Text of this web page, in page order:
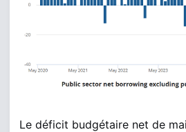
Le déficit budgétaire net de